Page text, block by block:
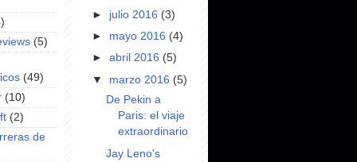
(5)
(49)
(10)
(2)
de
► julio 2016 (3)
► mayo 2016 (4)
►abril 2016 (5)
▼ marzo 2016 (5)
De Pekin a
Paris: el viaje
extraordinario
Jay Leno's